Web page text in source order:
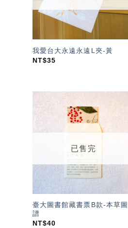
我愛台大永遠永遠L夾-黃
NT$35
望輕
已售完
臺大圖書館藏書票B款-本草圖
譜
NT$40